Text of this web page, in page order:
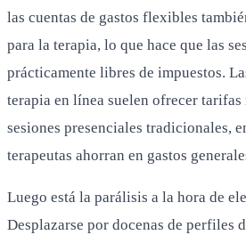
las cuentas de gastos flexibles
para la terapia, lo que hace que las
prácticamente libres de impuestos.
terapia en línea suelen ofrecer tarifas
sesiones presenciales tradicionales,
terapeutas ahorran en gastos
Luego está la parálisis a la hora de
Desplazarse por docenas de perfiles